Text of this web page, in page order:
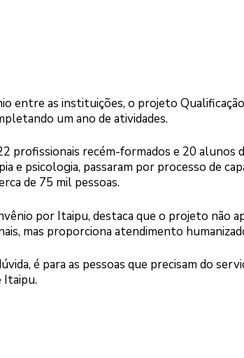
entre as instituições, o projeto
um ano de atividades.
profissionais recém-formados e 20 alunos
e psicologia, passaram por processo de
de 75 mil pessoas.
por Itaipu, destaca que o projeto não
mas proporciona atendimento
é para as pessoas que precisam do
Itaipu.